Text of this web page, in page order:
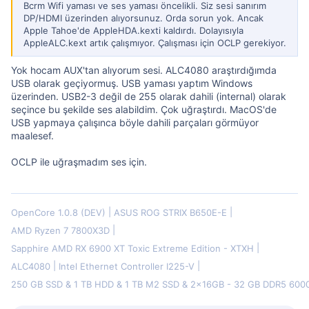
Bcrm Wifi yaması ve ses yaması öncelikli. Siz sesi sanırım
DP/HDMI üzerinden alıyorsunuz. Orda sorun yok. Ancak
Apple Tahoe'de AppleHDA.kexti kaldırdı. Dolayısıyla
AppleALC.kext artık çalışmıyor. Çalışması için OCLP gerekiyor.
Yok hocam AUX'tan alıyorum sesi. ALC4080 araştırdığımda
USB olarak geçiyormuş. USB yaması yaptım Windows
üzerinden. USB2-3 değil de 255 olarak dahili (internal) olarak
seçince bu şekilde ses alabildim. Çok uğraştırdı. MacOS'de
USB yapmaya çalışınca böyle dahili parçaları görmüyor
maalesef.
OCLP ile uğraşmadım ses için.
OpenCore 1.0.8 (DEV)
ASUS ROG STRIX B650E-E
AMD Ryzen 7 7800X3D
Sapphire AMD RX 6900 XT Toxic Extreme Edition - XTXH
ALC4080
Intel Ethernet Controller I225-V
250 GB SSD & 1 TB HDD & 1 TB M2 SSD & 2x16GB - 32 GB DDR5